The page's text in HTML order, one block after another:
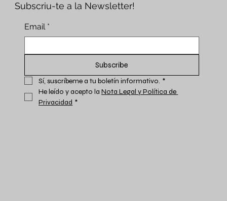
Subscriu-te a la Newsletter!
Email *
Subscribe
Sí, suscríbeme a tu boletín informativo. *
He leído y acepto la Nota Legal y Política de
Privacidad *